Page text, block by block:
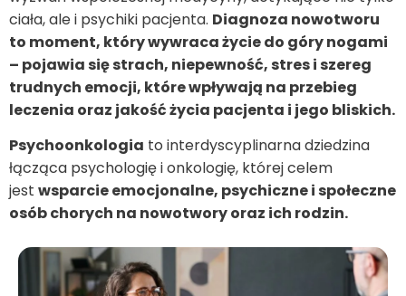
ciała, ale i psychiki pacjenta. Diagnoza nowotworu
to moment, który wywraca życie do góry nogami
– pojawia się strach, niepewność, stres i szereg
trudnych emocji, które wpływają na przebieg
leczenia oraz jakość życia pacjenta i jego bliskich.
Psychoonkologia to interdyscyplinarna dziedzina
łącząca psychologię i onkologię, której celem
jest wsparcie emocjonalne, psychiczne i społeczne
osób chorych na nowotwory oraz ich rodzin.